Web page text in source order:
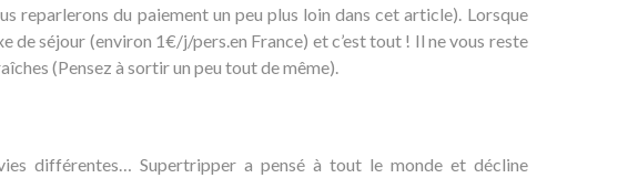
reparlerons du paiement un peu plus loin dans cet article). Lorsque
de séjour (environ 1€/j/pers.en France) et c’est tout ! Il ne vous reste
(Pensez à sortir un peu tout de même).
différentes… Supertripper a pensé à tout le monde et décline